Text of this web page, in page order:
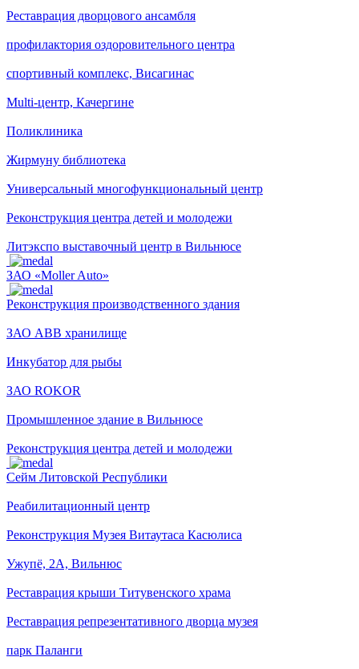
Реставрация дворцового ансамбля
профилактория оздоровительного центра
спортивный комплекс, Висагинас
Multi-центр, Качергине
Поликлиника
Жирмуну библиотека
Универсальный многофункциональный центр
Реконструкция центра детей и молодежи
Литэкспо выставочный центр в Вильнюсе
ЗАО «Moller Auto»
Реконструкция производственного здания
ЗАО ABB хранилище
Инкубатор для рыбы
ЗАО ROKOR
Промышленное здание в Вильнюсе
Реконструкция центра детей и молодежи
Сейм Литовской Республики
Pеабилитационный центр
Реконструкция Музея Витаутаса Касюлиса
Ужупё, 2А, Вильнюс
Реставрация крыши Титувенского храма
Реставрация репрезентативного дворца музея
парк Паланги